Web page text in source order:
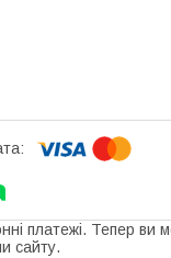
платежі. Тепер ви
сайту.